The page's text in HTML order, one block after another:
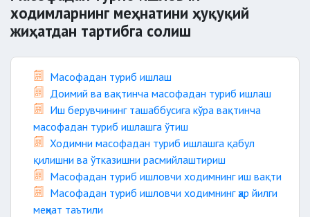
ходимларнинг меҳнатини ҳуқуқий
жиҳатдан тартибга солиш
Масофадан туриб ишлаш
Доимий ва вақтинча масофадан туриб ишлаш
Иш берувчининг ташаббусига кўра вақтинча
масофадан туриб ишлашга ўтиш
Ходимни масофадан туриб ишлашга қабул
қилишни ва ўтказишни расмийлаштириш
Масофадан туриб ишловчи ходимнинг иш вақти
Масофадан туриб ишловчи ходимнинг ҳар йилги
меҳнат таътили